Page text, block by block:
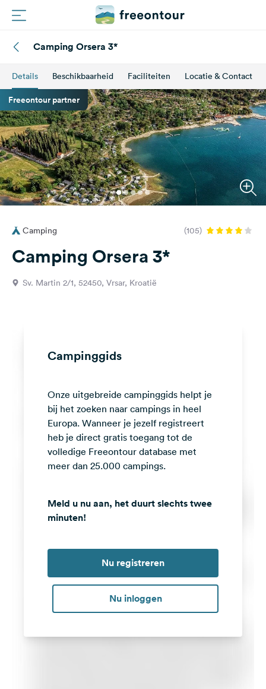
Routes
Campings
Magazine
Partners
Registreren
Inloggen
Vragen &
Feedback
media
Facebook
Instagram
Camping Orsera 3*
Details Beschikbaarheid Faciliteiten Locatie & Contact
Freeontour partner
Camping (105)
Camping Orsera 3*
Sv. Martin 2/1, 52450, Vrsar, Kroatië
Campinggids
Onze uitgebreide campinggids helpt je
bij het zoeken naar campings in heel
Europa. Wanneer je jezelf registreert
heb je direct gratis toegang tot de
volledige Freeontour database met
meer dan 25.000 campings.
Meld u nu aan, het duurt slechts twee
minuten!
Nu registreren
Nu inloggen